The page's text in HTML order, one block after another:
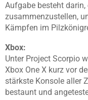
Aufgabe besteht
zusammenzustellen,
Kämpfen im
Xbox:
Unter Project Scorpio
Xbox One X kurz vor
stärkste Konsole aller
bestaunt und